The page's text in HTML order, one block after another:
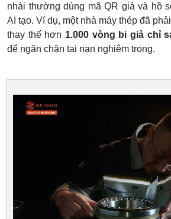
nhái thường dùng mã QR giả và hồ
AI tạo. Ví dụ, một nhà máy thép đã
thay thế hơn 1.000 vòng bi giả chỉ
để ngăn chặn tai nạn nghiêm trọng.